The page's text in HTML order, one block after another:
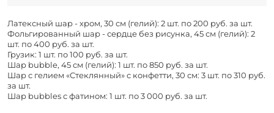
Латексный шар - хром, 30 см (гелий): 2 шт. по 200 руб. за шт.
Фольгированный шар - сердце без рисунка, 45 см (гелий): 2
шт. по 400 руб. за шт.
Грузик: 1 шт. по 100 руб. за шт.
Шар bubble, 45 см (гелий): 1 шт. по 850 руб. за шт.
Шар с гелием «Стеклянный» с конфетти, 30 см: 3 шт. по 310 руб.
за шт.
Шар bubbles с фатином: 1 шт. по 3 000 руб. за шт.